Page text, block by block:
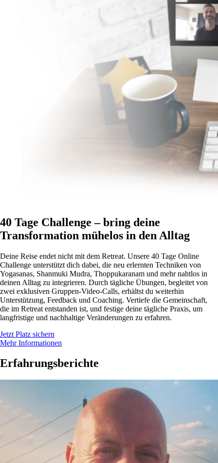
40 Tage Challenge – bring deine
Transformation mühelos in den Alltag
Deine Reise endet nicht mit dem Retreat. Unsere 40 Tage Online
Challenge unterstützt dich dabei, die neu erlernten Techniken von
Yogasanas, Shanmuki Mudra, Thoppukaranam und mehr nahtlos in
deinen Alltag zu integrieren. Durch tägliche Übungen, begleitet von
zwei exklusiven Gruppen-Video-Calls, erhältst du weiterhin
Unterstützung, Feedback und Coaching. Vertiefe die Gemeinschaft,
die im Retreat entstanden ist, und festige deine tägliche Praxis, um
langfristige und nachhaltige Veränderungen zu erfahren.
Jetzt Platz sichern
Mehr Informationen
Erfahrungsberichte